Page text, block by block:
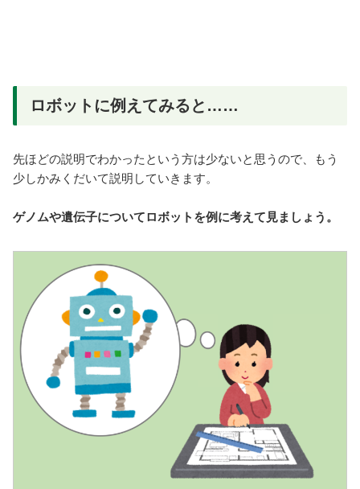
ロボットに例えてみると……
先ほどの説明でわかったという方は少ないと思うので、もう
少しかみくだいて説明していきます。
ゲノムや遺伝子についてロボットを例に考えて見ましょう。